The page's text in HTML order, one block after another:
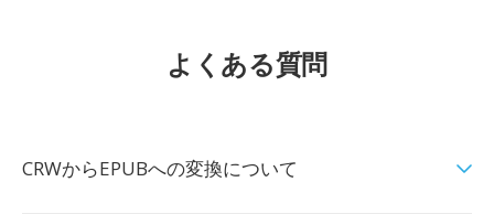
よくある質問
CRWからEPUBへの変換について